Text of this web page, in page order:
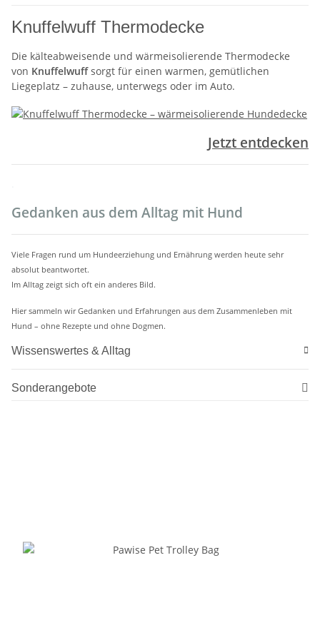
Knuffelwuff Thermodecke
Die kälteabweisende und wärmeisolierende Thermodecke
von Knuffelwuffsorgt für einen warmen, gemütlichen
Liegeplatz – zuhause, unterwegs oder im Auto.
Jetzt entdecken
Gedanken aus dem Alltag mit Hund
Viele Fragen rund um Hundeerziehung und Ernährung werden heute sehr
absolut beantwortet.
Im Alltag zeigt sich oft ein anderes Bild.
Hier sammeln wir Gedanken und Erfahrungen aus dem Zusammenleben mit
Hund – ohne Rezepte und ohne Dogmen.
Wissenswertes & Alltag
Sonderangebote